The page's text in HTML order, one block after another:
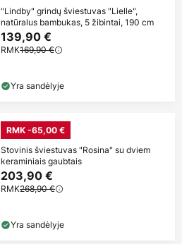
"Lindby" grindų šviestuvas "Lielle",
natūralus bambukas, 5 žibintai, 190 cm
139,90 €
RMK169,90 €
Yra sandėlyje
RMK -65,00 €
Stovinis šviestuvas "Rosina" su dviem
keraminiais gaubtais
203,90 €
RMK268,90 €
Yra sandėlyje